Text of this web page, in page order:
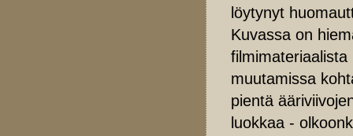
löytynyt
Kuvassa on
muutamissa
pientä
luokkaa -